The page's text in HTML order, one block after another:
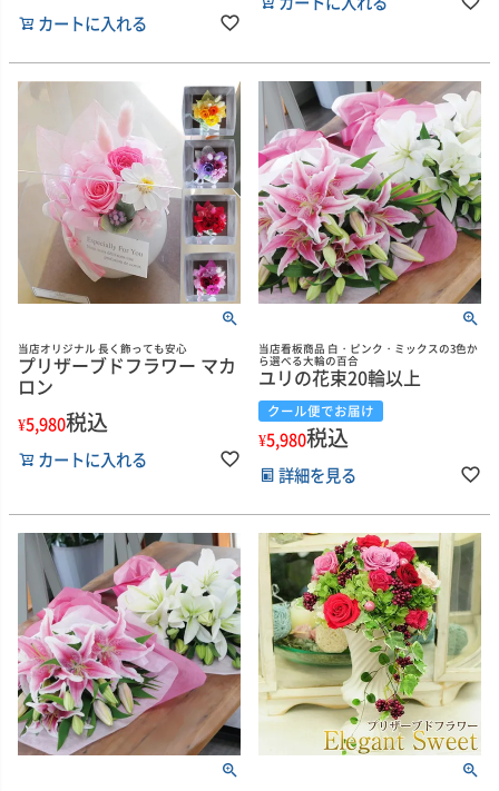
カートに入れる
当店オリジナル 長く飾っても安心
プリザーブドフラワー マカ
ロン
¥5,980税込
カートに入れる
当店看板商品 白・ピンク・ミックスの3色か
ら選べる大輪の百合
ユリの花束20輪以上
クール便でお届け
¥5,980税込
詳細を見る